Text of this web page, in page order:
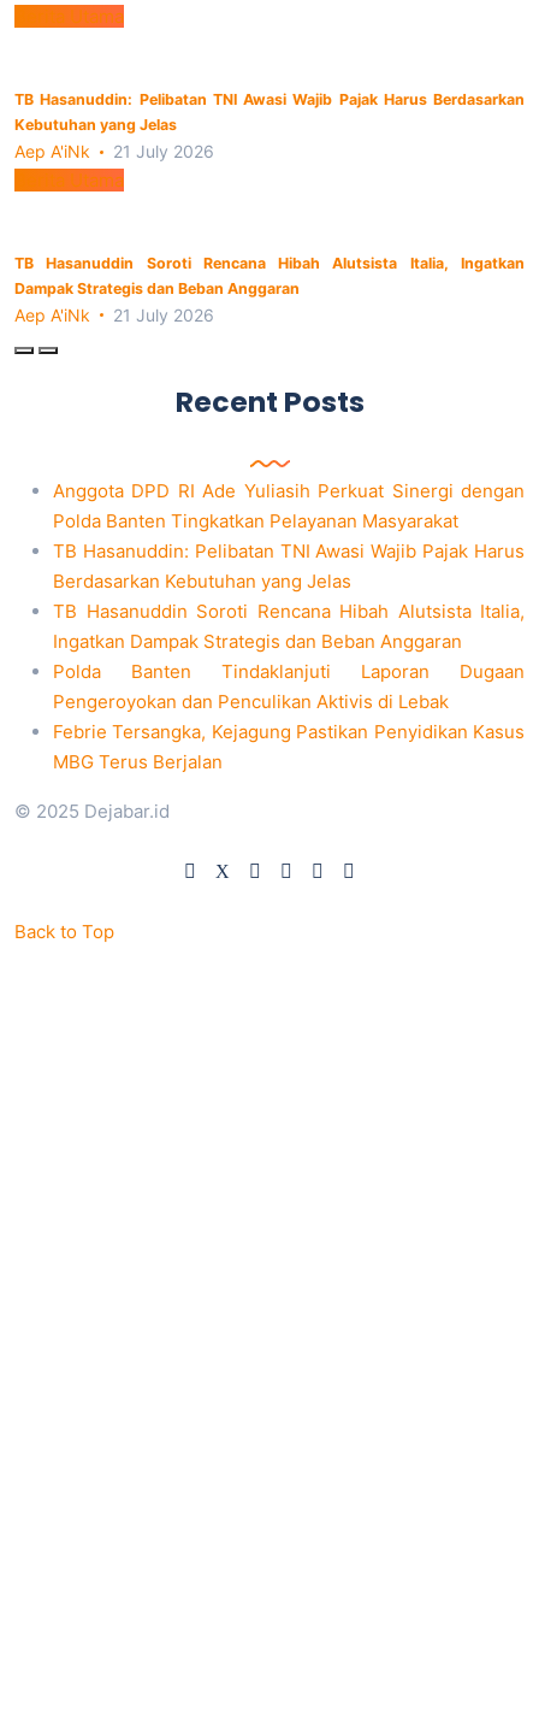
Berita Utama
TB Hasanuddin: Pelibatan TNI Awasi Wajib Pajak Harus Berdasarkan
Kebutuhan yang Jelas
Aep A'iNk 21 July 2026
Berita Utama
TB Hasanuddin Soroti Rencana Hibah Alutsista Italia, Ingatkan
Dampak Strategis dan Beban Anggaran
Aep A'iNk 21 July 2026
Recent Posts
Anggota DPD RI Ade Yuliasih Perkuat Sinergi dengan
Polda Banten Tingkatkan Pelayanan Masyarakat
TB Hasanuddin: Pelibatan TNI Awasi Wajib Pajak Harus
Berdasarkan Kebutuhan yang Jelas
TB Hasanuddin Soroti Rencana Hibah Alutsista Italia,
Ingatkan Dampak Strategis dan Beban Anggaran
Polda Banten Tindaklanjuti Laporan Dugaan
Pengeroyokan dan Penculikan Aktivis di Lebak
Febrie Tersangka, Kejagung Pastikan Penyidikan Kasus
MBG Terus Berjalan
© 2025 Dejabar.id
Back to Top